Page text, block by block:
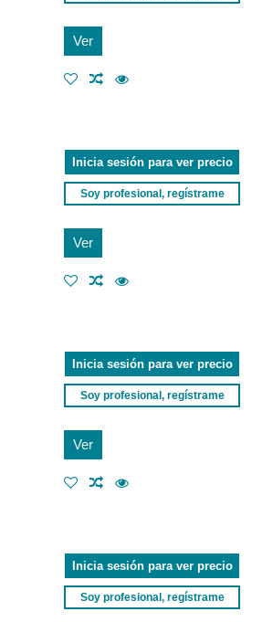
Ver
Inicia sesión para ver precio
Soy profesional, regístrame
Ver
Inicia sesión para ver precio
Soy profesional, regístrame
Ver
Inicia sesión para ver precio
Soy profesional, regístrame